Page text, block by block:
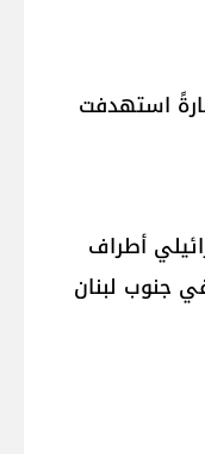
استهدفت
أطراف
​جنوب لبنان